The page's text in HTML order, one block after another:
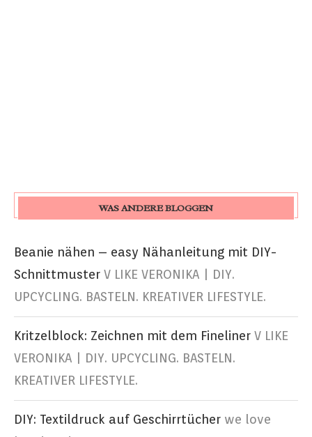
WAS ANDERE BLOGGEN
Beanie nähen – easy Nähanleitung mit DIY-
Schnittmuster V LIKE VERONIKA | DIY.
UPCYCLING. BASTELN. KREATIVER LIFESTYLE.
Kritzelblock: Zeichnen mit dem Fineliner V LIKE
VERONIKA | DIY. UPCYCLING. BASTELN.
KREATIVER LIFESTYLE.
DIY: Textildruck auf Geschirrtücher we love